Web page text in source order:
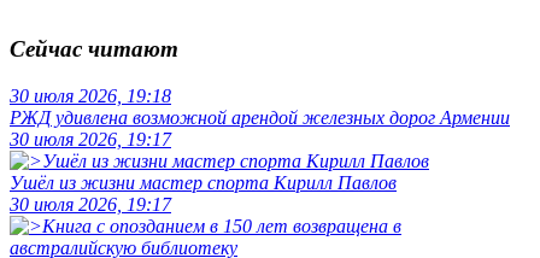
Сейчас читают
30 июля 2026, 19:18
РЖД удивлена возможной арендой железных дорог Армении
30 июля 2026, 19:17
Ушёл из жизни мастер спорта Кирилл Павлов
30 июля 2026, 19:17